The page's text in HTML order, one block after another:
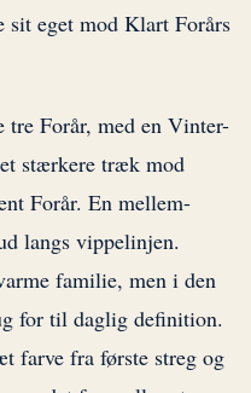
eget mod Klart Forårs
tre Forår, med en Vinter-
stærkere træk mod
Forår. En mellem-
langs vippelinjen.
familie, men i den
for til daglig definition.
farve fra første streg og